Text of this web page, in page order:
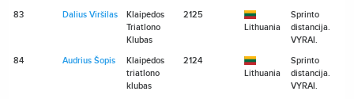
83
Dalius Viršilas
Klaipėdos
Triatlono
Klubas
2125
Lithuania
Sprinto
distancija.
VYRAI.
84
Audrius Šopis
Klaipėdos
triatlono
klubas
2124
Lithuania
Sprinto
distancija.
VYRAI.